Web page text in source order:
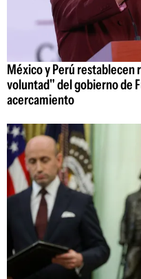
México y Perú restablecen
voluntad" del gobierno de
acercamiento